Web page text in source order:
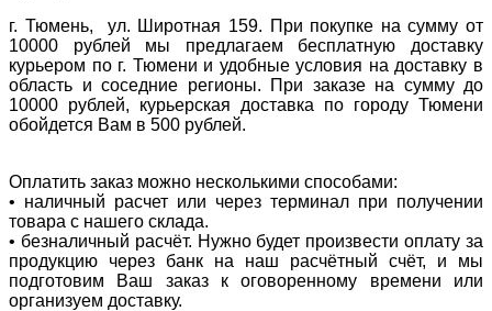
г. Тюмень, ул. Широтная 159. При покупке на сумму от
10000 рублей мы предлагаем бесплатную доставку
курьером по г. Тюмени и удобные условия на доставку в
область и соседние регионы. При заказе на сумму до
10000 рублей, курьерская доставка по городу Тюмени
обойдется Вам в 500 рублей.
Оплатить заказ можно несколькими способами:
• наличный расчет или через терминал при получении
товара с нашего склада.
• безналичный расчёт. Нужно будет произвести оплату за
продукцию через банк на наш расчётный счёт, и мы
подготовим Ваш заказ к оговоренному времени или
организуем доставку.